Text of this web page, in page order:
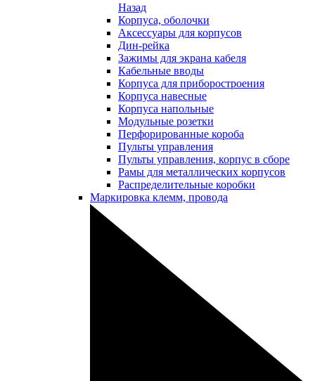
Назад
Корпуса, оболочки
Аксессуары для корпусов
Дин-рейка
Зажимы для экрана кабеля
Кабельные вводы
Корпуса для приборостроения
Корпуса навесные
Корпуса напольные
Модульные розетки
Перфорированные короба
Пульты управления
Пульты управления, корпус в сборе
Рамы для металлических корпусов
Распределительные коробки
Маркировка клемм, провода